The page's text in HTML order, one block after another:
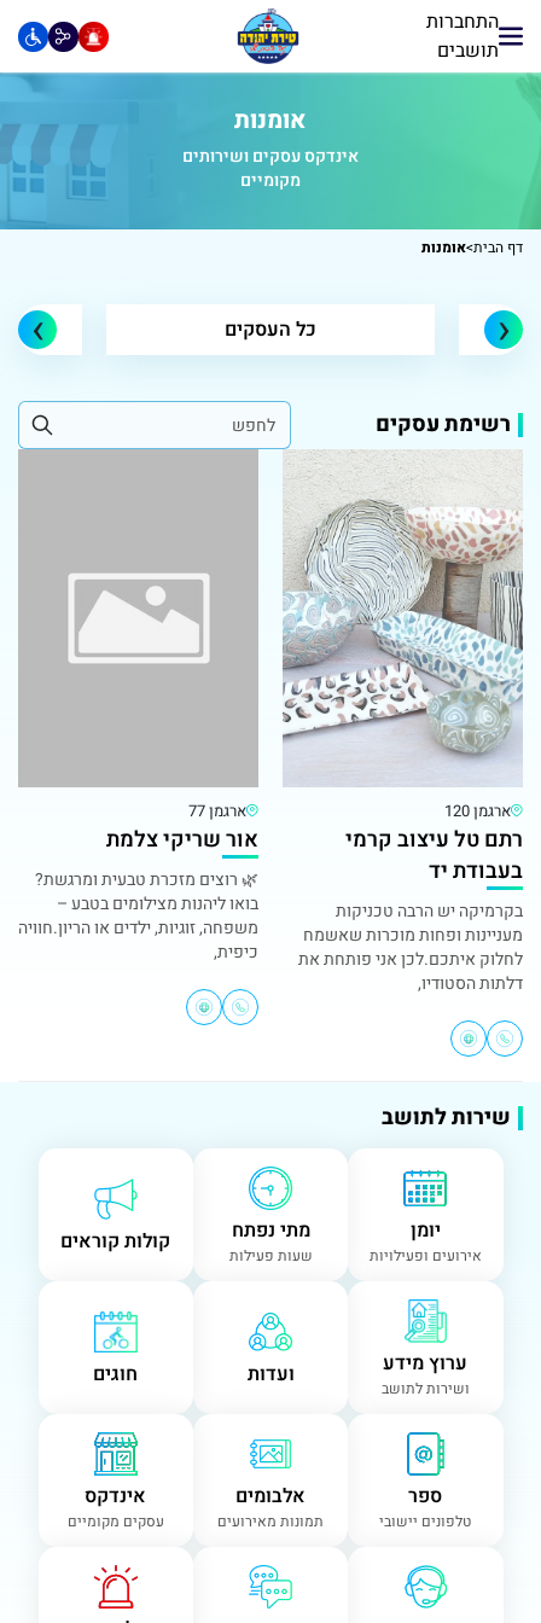
התחברות
תושבים
אומנות
אינדקס עסקים ושירותים
מקומיים
דף הבית>אומנות
כל העסקים ‹
›
רשימת עסקים
ארגמן 120
רתם טל עיצוב קרמי
בעבודת יד
בקרמיקה יש הרבה טכניקות
מעניינות ופחות מוכרות שאשמח
לחלוק איתכם.לכן אני פותחת את
דלתות הסטודיו,
ארגמן 77
אור שריקי צלמת
🌿 רוצים מזכרת טבעית ומרגשת?
בואו ליהנות מצילומים בטבע –
משפחה, זוגיות, ילדים או הריון.חוויה
כיפית,
שירות לתושב
יומן
אירועים ופעילויות
מתי נפתח
שעות פעילות קולות קוראים
ערוץ מידע
ושירות לתושב ועדות חוגים
ספר
טלפונים יישובי
אלבומים
תמונות מאירועים
אינדקס
עסקים מקומיים